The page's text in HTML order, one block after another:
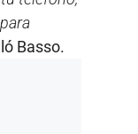
Basso.